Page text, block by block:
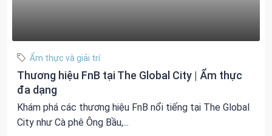
Ẩm thực và giải trí
Thương hiệu FnB tại The Global City | Ẩm thực
đa dạng
Khám phá các thương hiệu FnB nổi tiếng tại The Global
City như Cà phê Ông Bầu,...